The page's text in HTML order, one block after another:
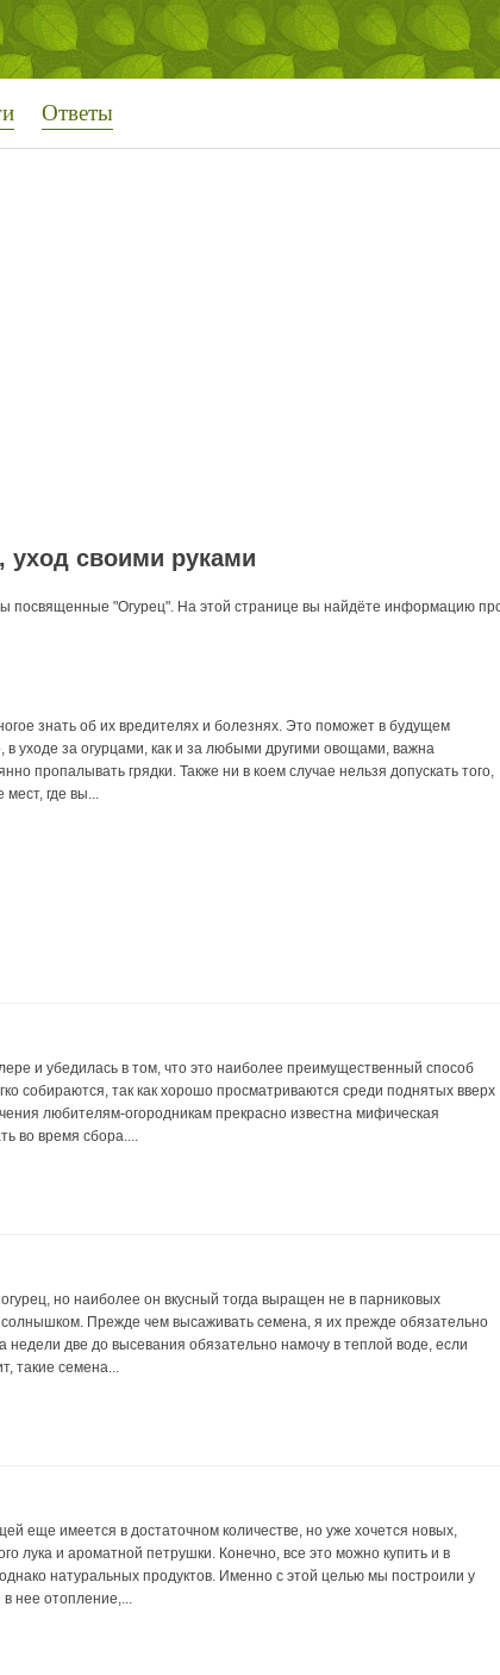
Ответы
своими руками
посвященные "Огурец". На этой странице вы найдёте информацию
знать об их вредителях и болезнях. Это поможет в будущем
в уходе за огурцами, как и за любыми другими овощами, важна
пропалывать грядки. Также ни в коем случае нельзя допускать того,
мест, где вы...
и убедилась в том, что это наиболее преимущественный способ
собираются, так как хорошо просматриваются среди поднятых вверх
любителям-огородникам прекрасно известна мифическая
во время сбора....
но наиболее он вкусный тогда выращен не в парниковых
солнышком. Прежде чем высаживать семена, я их прежде обязательно
недели две до высевания обязательно намочу в теплой воде, если
такие семена...
еще имеется в достаточном количестве, но уже хочется новых,
лука и ароматной петрушки. Конечно, все это можно купить и в
натуральных продуктов. Именно с этой целью мы построили у
нее отопление,...